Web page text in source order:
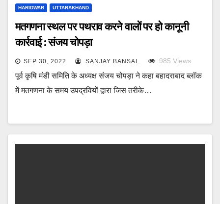
HARIDWAR UTTARAKHAND
मतगणना स्थल पर पथराव करने वालों पर हो कानूनी
कार्रवाई : संजय चोपड़ा
SEP 30, 2022 SANJAY BANSAL 985 Views
पूर्व कृषि मंडी समिति के अध्यक्ष संजय चोपड़ा ने कहा बहादराबाद ब्लॉक
में मतगणना के समय उपद्रवियों द्वारा जिस तरीके…